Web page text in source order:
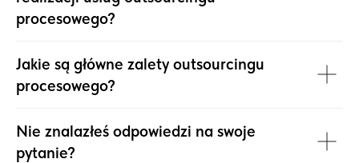
procesowego?
Jakie są główne zalety outsourcingu
procesowego?
Nie znalazłeś odpowiedzi na swoje
pytanie?